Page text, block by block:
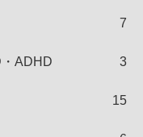
7
ADHD 3
15